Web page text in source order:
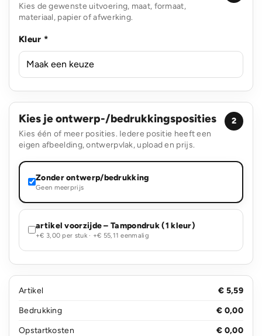
Kies de gewenste uitvoering, maat, formaat,
materiaal, papier of afwerking.
Kleur *
Kies je ontwerp-/bedrukkingsposities
Kies één of meer posities. Iedere positie heeft een
eigen afbeelding, ontwerpvlak, upload en prijs.
2
Zonder ontwerp/bedrukking
Geen meerprijs
artikel voorzijde – Tampondruk (1 kleur)
+€ 3,00 per stuk · +€ 55,11 eenmalig
Artikel
€ 5,59
Bedrukking
€ 0,00
Opstartkosten
€ 0,00